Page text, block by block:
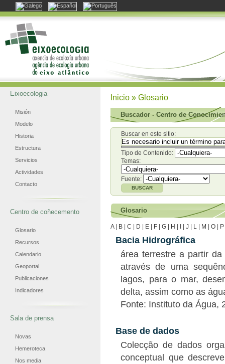
Eixoecologia
Misión
Modelo
Historia
Estructura
Servicios
Actividades
Contacto
Centro de coñecemento
Glosario
Recursos
Calendario
Geoportal
Publicaciones
Indicadores
Sala de prensa
Novas
Hemeroteca
Nos media
Inicio » Glosario
Buscador - Centro de
Buscar en este sitio:
Tipo de Contenido:
Temas:
Fuente:
Glosario
A B C D E F G H J L M O P
Bacia Hidrográfica
área terrestre a partir
através de uma
lagos, para o mar,
delta, assim como as
Fonte: Instituto da Água,
Base de dados
Colecção de dados
conceptual que